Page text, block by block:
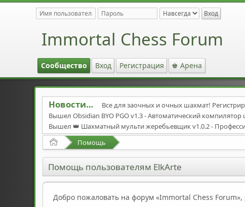
Immortal Chess Forum
Сообщество Вход Регистрация ♚ Арена
Новости
Все для заочных и очных шахмат!
Вышел Obsidian BYO PGO v1.3 - Автоматический
Вышел 👑 Шахматный мульти жеребьевщик v1.0.2 -
Вышел автоматический компилятор Stockfish-byo-pgo-
Вышел Stockfish 17.1https://stockfishchess.org/download/
Cool Iris v17 avx2-avx512.7zhttps://pixeldrain.com/u/po3UFyAR
Обсидиан 15.17 avx2-bmi2.7zhttps://github.com/gab8192/
Solista-ENG 2025 v1-CTGhttps://pixeldrain.com/u/NJJeRdRB
The forum has added an English section! - На форуме
НачалоПомощь
Помощь пользователям ElkArte
Добро пожаловать на форум «Immortal Chess